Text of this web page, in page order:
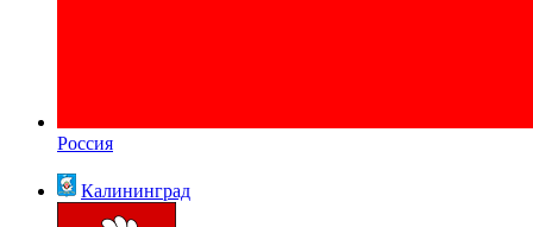
Россия
Калининград